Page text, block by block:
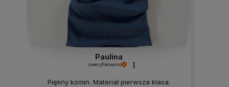
Paulina
zweryfikowano
Piękny komin. Materiał pierwsza klasa.